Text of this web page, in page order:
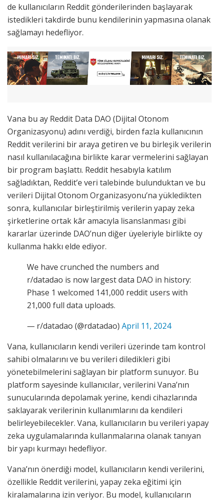
de kullanıcıların Reddit gönderilerinden başlayarak
istedikleri takdirde bunu kendilerinin yapmasına olanak
sağlamayı hedefliyor.
Vana bu ay Reddit Data DAO (Dijital Otonom
Organizasyonu) adını verdiği, birden fazla kullanıcının
Reddit verilerini bir araya getiren ve bu birleşik verilerin
nasıl kullanılacağına birlikte karar vermelerini sağlayan
bir program başlattı. Reddit hesabıyla katılım
sağladıktan, Reddit’e veri talebinde bulunduktan ve bu
verileri Dijital Otonom Organizasyonu’na yükledikten
sonra, kullanıcılar birleştirilmiş verilerin yapay zeka
şirketlerine ortak kâr amacıyla lisanslanması gibi
kararlar üzerinde DAO’nun diğer üyeleriyle birlikte oy
kullanma hakkı elde ediyor.
We have crunched the numbers and
r/datadao is now largest data DAO in history:
Phase 1 welcomed 141,000 reddit users with
21,000 full data uploads.
— r/datadao (@rdatadao) April 11, 2024
Vana, kullanıcıların kendi verileri üzerinde tam kontrol
sahibi olmalarını ve bu verileri diledikleri gibi
yönetebilmelerini sağlayan bir platform sunuyor. Bu
platform sayesinde kullanıcılar, verilerini Vana’nın
sunucularında depolamak yerine, kendi cihazlarında
saklayarak verilerinin kullanımlarını da kendileri
belirleyebilecekler. Vana, kullanıcıların bu verileri yapay
zeka uygulamalarında kullanmalarına olanak tanıyan
bir yapı kurmayı hedefliyor.
Vana’nın önerdiği model, kullanıcıların kendi verilerini,
özellikle Reddit verilerini, yapay zeka eğitimi için
kiralamalarına izin veriyor. Bu model, kullanıcıların